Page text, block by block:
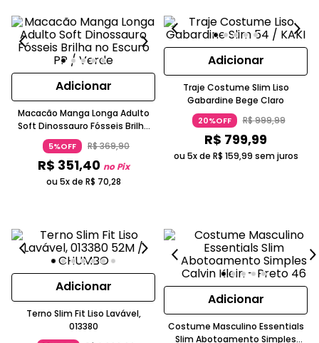
Adicionar
Macacão Manga Longa Adulto
Soft Dinossauro Fósseis Brilha
no Escuro
5%OFF R$369,90
R$ 351,40 no Pix
ou 5x de R$ 70,28
Adicionar
Traje Costume Slim Liso
Gabardine Bege Claro
20%OFF R$999,99
R$ 799,99
ou 5x de R$ 159,99 sem juros
Adicionar
Terno Slim Fit Liso Lavável,
013380
Adicionar
Costume Masculino Essentials
Slim Abotoamento Simples